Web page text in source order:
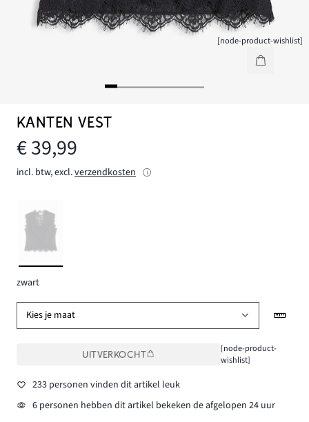
[node-product-wishlist]
KANTEN VEST
€ 39,99
incl. btw, excl.verzendkosten
zwart
Kies je maat
UITVERKOCHT
[node-product-
wishlist]
233 personen vinden dit artikel leuk
6 personen hebben dit artikel bekeken de afgelopen 24 uur